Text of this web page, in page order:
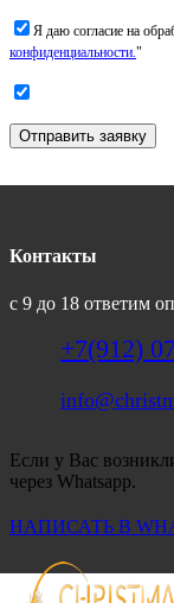
Я даю согласие на
конфиденциальности."
Отправить заявку
Контакты
с 9 до 18 ответим
+7(912)
Если у Вас
через Whatsapp.
НАПИСАТЬ В